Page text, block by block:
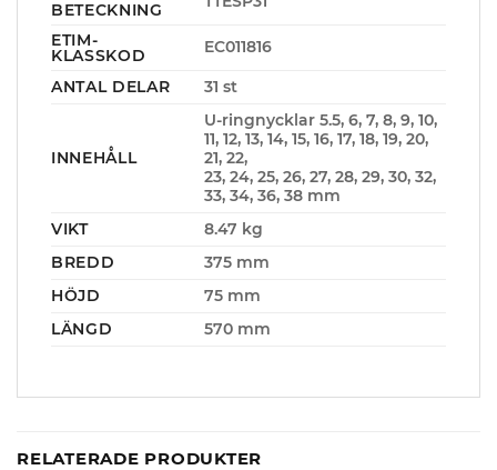
BETECKNING
ETIM-
KLASSKOD
EC011816
ANTAL DELAR 31 st
INNEHÅLL
U-ringnycklar 5.5, 6, 7, 8, 9, 10,
11, 12, 13, 14, 15, 16, 17, 18, 19, 20,
21, 22,
23, 24, 25, 26, 27, 28, 29, 30, 32,
33, 34, 36, 38 mm
VIKT
8.47 kg
BREDD
375 mm
HÖJD
75 mm
LÄNGD
570 mm
RELATERADE PRODUKTER